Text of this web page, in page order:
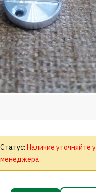
Статус: Наличие уточняйте у
менеджера